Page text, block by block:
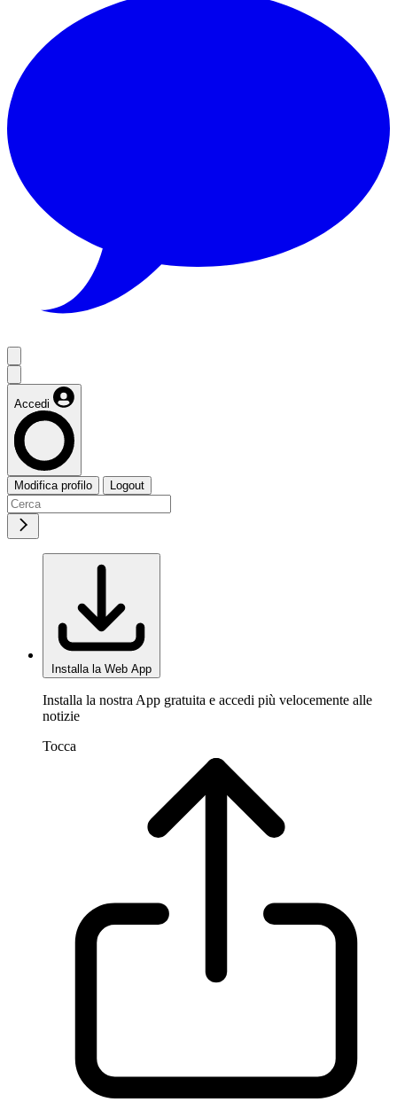
Accedi
Modifica profilo Logout
Installa la Web App
Installa la nostra App gratuita e accedi più velocemente alle
notizie
Tocca